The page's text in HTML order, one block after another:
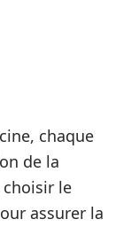
chaque
de la
le
assurer la